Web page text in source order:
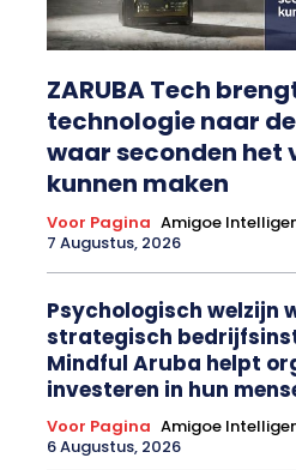
ZARUBA Tech
technologie naar
waar seconden het
kunnen maken
Voor Pagina Amigoe
7 Augustus, 2026
Psychologisch welzijn
strategisch
Mindful Aruba helpt
investeren in hun
Voor Pagina Amigoe
6 Augustus, 2026